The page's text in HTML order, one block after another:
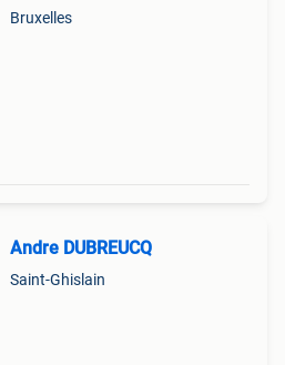
Bruxelles
Andre DUBREUCQ
Saint-Ghislain